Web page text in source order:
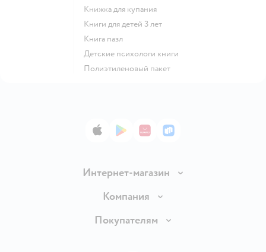
книжка для купания
книги для детей 3 лет
книга пазл
детские психологи книги
полиэтиленовый пакет
App StoreGoogle Play
AppGallery
RuStore
Интернет-магазин
Доставка и оплата
Правила продажи
Компания
Вакансии
Покупателям